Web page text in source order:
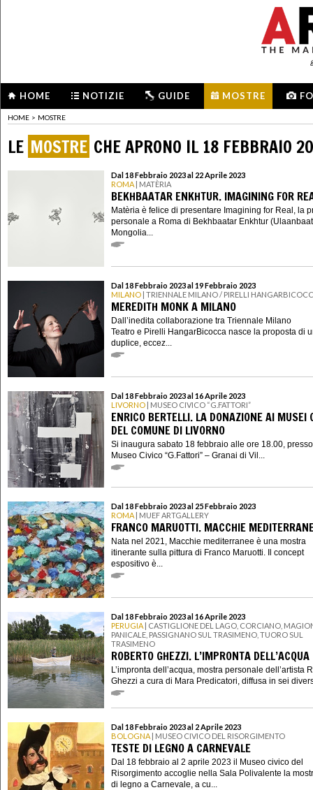
HOME NOTIZIE GUIDE MOSTRE
HOME > MOSTRE
LE MOSTRE CHE APRONO IL 18 FEBBRAIO
Dal 18 Febbraio 2023 al 22 Aprile 2023
ROMA | MATÈRIA
BEKHBAATAR ENKHTUR. IMAGINING FOR
Matèria è felice di presentare Imagining for Real, la
personale a Roma di Bekhbaatar Enkhtur
Mongolia...
Dal 18 Febbraio 2023 al 19 Febbraio 2023
MILANO | TRIENNALE MILANO / PIRELLI
MEREDITH MONK A MILANO
Dall’inedita collaborazione tra Triennale Milano
Teatro e Pirelli HangarBicocca nasce la proposta di
duplice, eccez...
Dal 18 Febbraio 2023 al 16 Aprile 2023
LIVORNO | MUSEO CIVICO “G.FATTORI”
ENRICO BERTELLI. LA DONAZIONE AI MUSEI
DEL COMUNE DI LIVORNO
Si inaugura sabato 18 febbraio alle ore 18.00,
Museo Civico “G.Fattori” – Granai di Vil...
Dal 18 Febbraio 2023 al 25 Febbraio 2023
ROMA | MUEF ARTGALLERY
FRANCO MARUOTTI. MACCHIE
Nata nel 2021, Macchie mediterranee è una mostra
itinerante sulla pittura di Franco Maruotti. Il concept
espositivo è...
Dal 18 Febbraio 2023 al 16 Aprile 2023
PERUGIA | CASTIGLIONE DEL LAGO, CORCIANO,
PANICALE, PASSIGNANO SUL TRASIMENO, TUORO SUL
TRASIMENO
ROBERTO GHEZZI. L’IMPRONTA DELL’ACQUA
L’impronta dell’acqua, mostra personale dell’artista
Ghezzi a cura di Mara Predicatori, diffusa in sei
Dal 18 Febbraio 2023 al 2 Aprile 2023
BOLOGNA | MUSEO CIVICO DEL RISORGIMENTO
TESTE DI LEGNO A CARNEVALE
Dal 18 febbraio al 2 aprile 2023 il Museo civico del
Risorgimento accoglie nella Sala Polivalente la
di legno a Carnevale, a cu...